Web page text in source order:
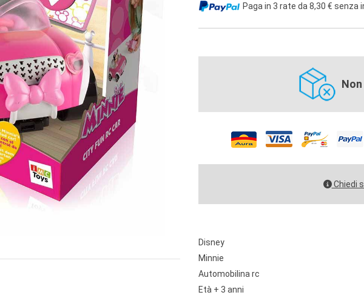
Paga in 3 rate da 8,30 € senza
Chiedi
Disney
Minnie
Automobilina rc
Età + 3 anni